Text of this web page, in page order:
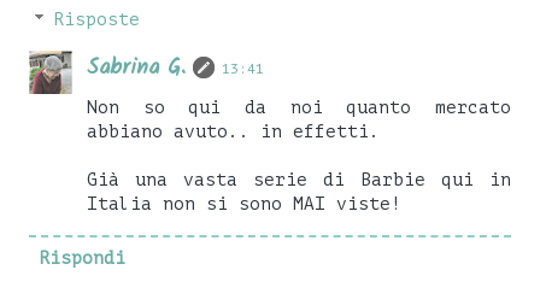
Risposte
Sabrina G. 13:41
Non so qui da noi quanto mercato
abbiano avuto.. in effetti.
Già una vasta serie di Barbie qui in
Italia non si sono MAI viste!
Rispondi